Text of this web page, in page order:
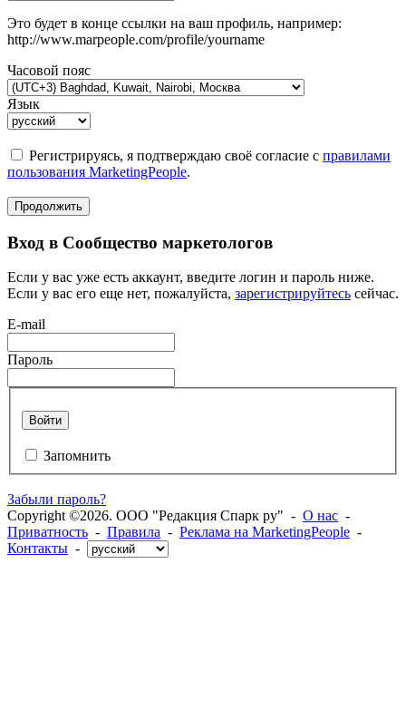
Это будет в конце ссылки на ваш профиль, например:
http://www.marpeople.com/profile/yourname
Часовой пояс
Язык
Регистрируясь, я подтверждаю своё согласие с правилами
пользования MarketingPeople.
Продолжить
Вход в Сообщество маркетологов
Если у вас уже есть аккаунт, введите логин и пароль ниже.
Если у вас его еще нет, пожалуйста, зарегистрируйтесь сейчас.
E-mail
Пароль
Войти
Запомнить
Забыли пароль?
Copyright ©2026. ООО "Редакция Спарк ру" - О нас -
Приватность - Правила - Реклама на MarketingPeople -
Контакты -